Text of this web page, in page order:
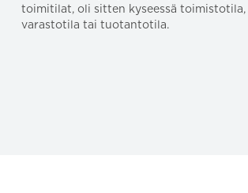
toimitilat, oli sitten kyseessä toimistotila,
varastotila tai tuotantotila.